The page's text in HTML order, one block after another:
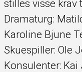
stilles visse krav
Dramaturg:
Karoline Bjune
Skuespiller: Ole
Konsulenter: